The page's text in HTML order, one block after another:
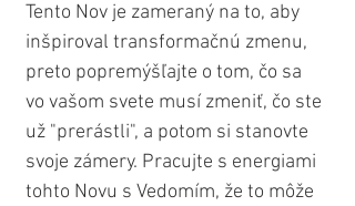
Tento Nov je zameraný na to, aby
inšpiroval transformačnú zmenu,
preto popremýšľajte o tom, čo sa
vo vašom svete musí zmeniť, čo ste
už "prerástli", a potom si stanovte
svoje zámery. Pracujte s energiami
tohto Novu s Vedomím, že to môže